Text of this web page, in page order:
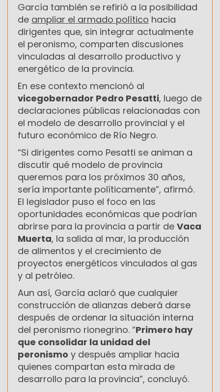
García también se refirió a la posibilidad
de ampliar el armado político hacia
dirigentes que, sin integrar actualmente
el peronismo, comparten discusiones
vinculadas al desarrollo productivo y
energético de la provincia.
En ese contexto mencionó al
vicegobernador Pedro Pesatti, luego de
declaraciones públicas relacionadas con
el modelo de desarrollo provincial y el
futuro económico de Río Negro.
“Si dirigentes como Pesatti se animan a
discutir qué modelo de provincia
queremos para los próximos 30 años,
sería importante políticamente”, afirmó.
El legislador puso el foco en las
oportunidades económicas que podrían
abrirse para la provincia a partir de Vaca
Muerta, la salida al mar, la producción
de alimentos y el crecimiento de
proyectos energéticos vinculados al gas
y al petróleo.
Aun así, García aclaró que cualquier
construcción de alianzas deberá darse
después de ordenar la situación interna
del peronismo rionegrino. “Primero hay
que consolidar la unidad del
peronismo y después ampliar hacia
quienes compartan esta mirada de
desarrollo para la provincia”, concluyó.